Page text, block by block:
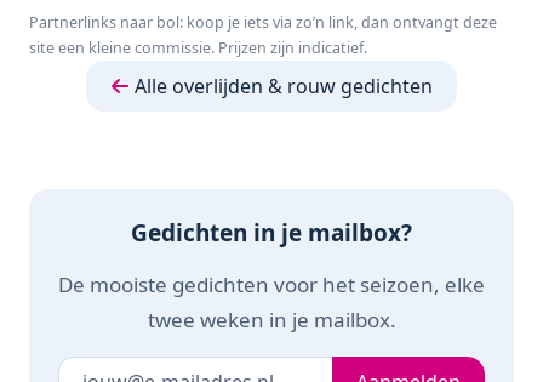
A6 - Blanco - Aardse
Kleuren
afscheid, uitvaart,
condoleance of
envelop - Sterkte &
Partnerlinks naar bol: koop je iets via zo’n link, dan ontvangt deze
site een kleine commissie. Prijzen zijn indicatief.
Alle overlijden & rouw gedichten
Gedichten in je mailbox?
De mooiste gedichten voor het seizoen, elke
twee weken in je mailbox.
Je e-mailadres